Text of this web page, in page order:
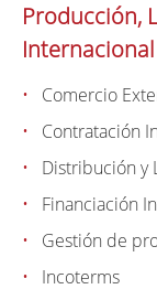
Producción,
Internacional
Comercio
Contratación
Distribución y
Financiación
Gestión de
Incoterms